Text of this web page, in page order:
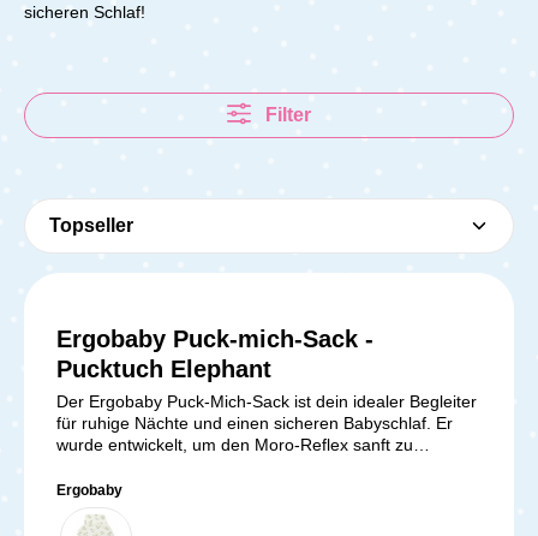
sicheren Schlaf!
Filter
Ergobaby Puck-mich-Sack -
Pucktuch Elephant
Der Ergobaby Puck-Mich-Sack ist dein idealer Begleiter
für ruhige Nächte und einen sicheren Babyschlaf. Er
wurde entwickelt, um den Moro-Reflex sanft zu
wie im Mutterleib zu schenken. Gleichzeitig bleibt
genügend Bewegungsfreiheit für Beine und Hüften
erhalten, sodass die natürliche M-Position unterstützt
Ergobaby